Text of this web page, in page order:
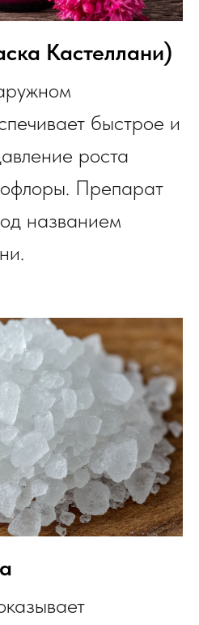
Кастеллани)
быстрое и
роста
Препарат
названием